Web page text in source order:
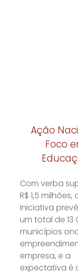
Ação
Foco
Com verba
R$ 1,5 milhões,
iniciativa
um total de 13
municípios
empresa, e a
expectativa é